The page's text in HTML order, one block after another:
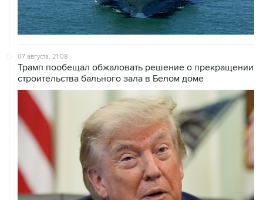
07 августа, 21:08
Трамп пообещал обжаловать решение о прекращении
строительства бального зала в Белом доме